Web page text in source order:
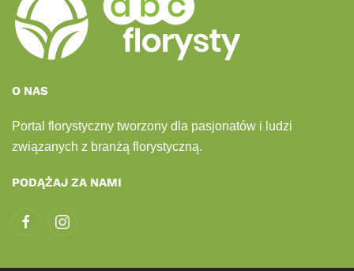
O NAS
Portal florystyczny tworzony dla pasjonatów i ludzi
związanych z branżą florystyczną.
PODĄŻAJ ZA NAMI